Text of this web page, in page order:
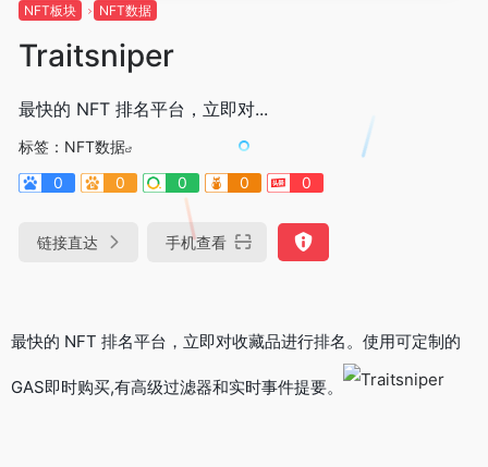
NFT板块 NFT数据
Traitsniper
最快的 NFT 排名平台，立即对...
标签： NFT数据
0
0 0 0 0
链接直达 手机查看
最快的 NFT 排名平台，立即对收藏品进行排名。使用可定制的
GAS即时购买,有高级过滤器和实时事件提要。